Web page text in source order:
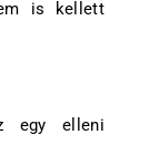
is kellett
egy elleni